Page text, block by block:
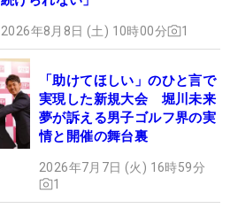
2026年8月8日 (土) 10時00分 1
「助けてほしい」のひと言で
実現した新規大会 堀川未来
夢が訴える男子ゴルフ界の実
情と開催の舞台裏
2026年7月7日 (火) 16時59分
1